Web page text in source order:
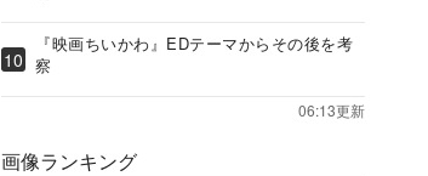
『映画ちいかわ』EDテーマからその後を考
察
06:13更新
画像ランキング